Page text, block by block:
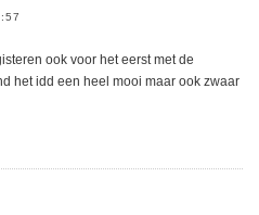
ook voor het eerst met de
het idd een heel mooi maar ook zwaar